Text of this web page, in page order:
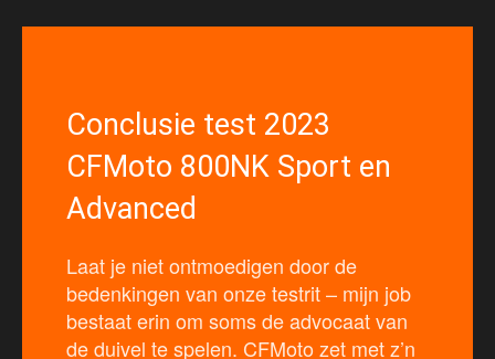
Conclusie test 2023
CFMoto 800NK Sport en
Advanced
Laat je niet ontmoedigen door de
bedenkingen van onze testrit – mijn job
bestaat erin om soms de advocaat van
de duivel te spelen. CFMoto zet met z’n